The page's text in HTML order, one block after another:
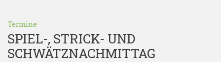
Termine
SPIEL-, STRICK- UND
SCHWÄTZNACHMITTAG